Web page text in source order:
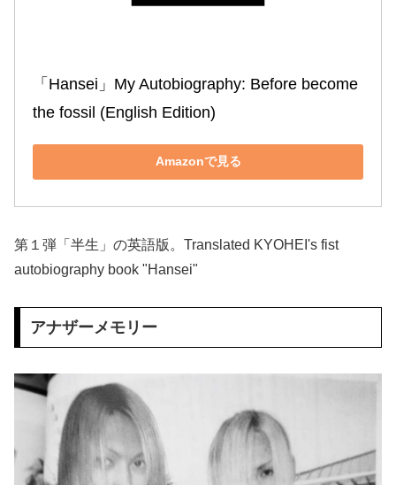
「Hansei」My Autobiography: Before become
the fossil (English Edition)
Amazonで見る
第１弾「半生」の英語版。Translated KYOHEI's fist
autobiography book "Hansei"
アナザーメモリー